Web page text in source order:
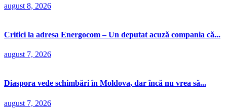
august 8, 2026
Critici la adresa Energocom – Un deputat acuză compania că...
august 7, 2026
Diaspora vede schimbări în Moldova, dar încă nu vrea să...
august 7, 2026